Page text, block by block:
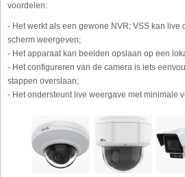
voordelen:
- Het werkt als een gewone NVR; VSS kan live
scherm weergeven;
- Het apparaat kan beelden opslaan op een
- Het configureren van de camera is iets
stappen overslaan;
- Het ondersteunt live weergave met minimale